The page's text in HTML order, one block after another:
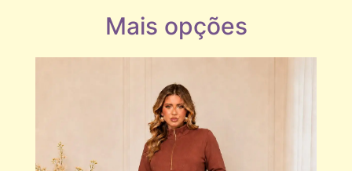
Mais opções